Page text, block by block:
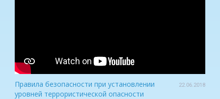
Правила безопасности при установлении
уровней террористической опасности
22.06.2018